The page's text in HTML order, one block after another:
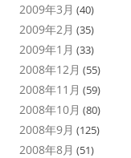
2009年3月 (40)
2009年2月 (35)
2009年1月 (33)
2008年12月 (55)
2008年11月 (59)
2008年10月 (80)
2008年9月 (125)
2008年8月 (51)